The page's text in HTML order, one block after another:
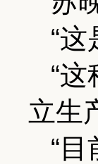
“
“
立生
“